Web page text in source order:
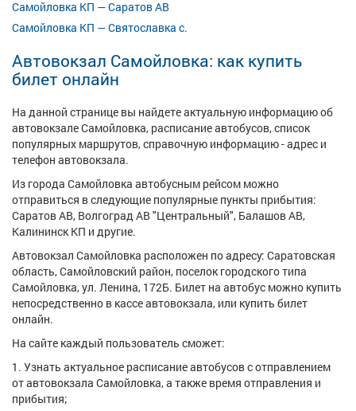
Самойловка КП — Саратов АВ
Самойловка КП — Святославка с.
Автовокзал Самойловка: как купить
билет онлайн
На данной странице вы найдете актуальную информацию об
автовокзале Самойловка, расписание автобусов, список
популярных маршрутов, справочную информацию - адрес и
телефон автовокзала.
Из города Самойловка автобусным рейсом можно
отправиться в следующие популярные пункты прибытия:
Саратов АВ, Волгоград АВ "Центральный", Балашов АВ,
Калининск КП и другие.
Автовокзал Самойловка расположен по адресу: Саратовская
область, Самойловский район, поселок городского типа
Самойловка, ул. Ленина, 172Б. Билет на автобус можно купить
непосредственно в кассе автовокзала, или купить билет
онлайн.
На сайте каждый пользователь сможет:
1. Узнать актуальное расписание автобусов с отправлением
от автовокзала Самойловка, а также время отправления и
прибытия;